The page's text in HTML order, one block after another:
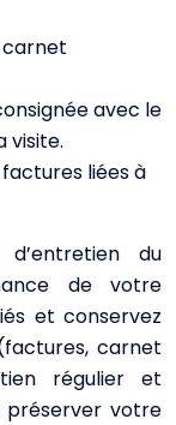
avec le
visite.
liées à
du
de votre
et conservez
carnet
régulier et
préserver votre